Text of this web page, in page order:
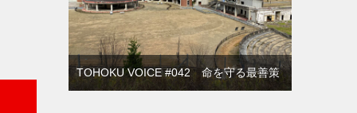
TOHOKU VOICE #042 命を守る最善策